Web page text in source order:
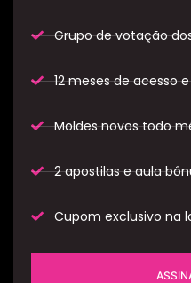
Grupo de votação
12 meses de acesso
Moldes novos todo
2 apostilas e aula
Cupom exclusivo na